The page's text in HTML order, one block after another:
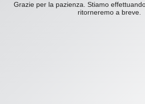
Grazie per la pazienza. Stiamo
ritorneremo a breve.